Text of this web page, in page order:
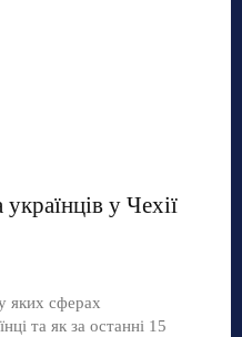
у Чехії
яких сферах
та як за останні 15